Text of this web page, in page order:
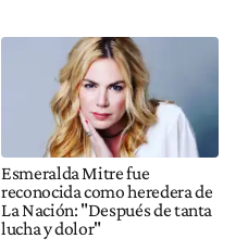
Esmeralda Mitre fue
reconocida como heredera de
La Nación: "Después de tanta
lucha y dolor"